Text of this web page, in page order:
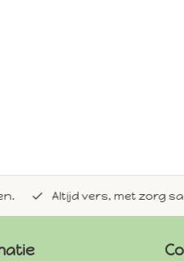
Altijd vers, met zorg